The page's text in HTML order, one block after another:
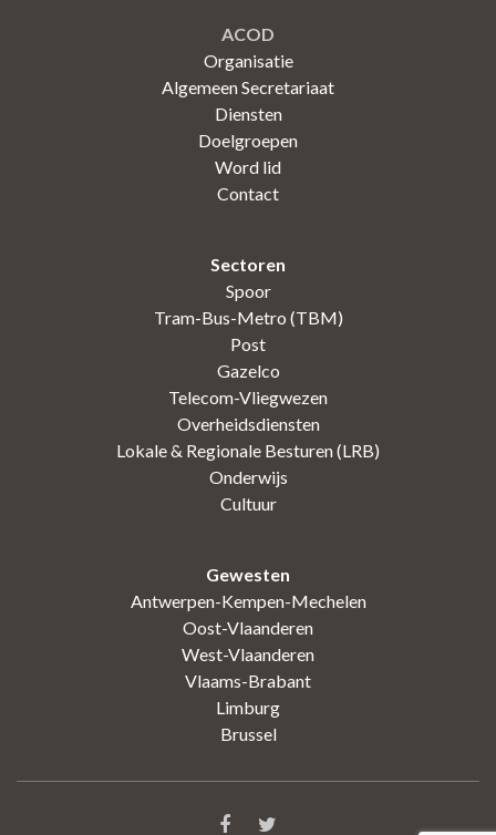
ACOD
Organisatie
Algemeen Secretariaat
Diensten
Doelgroepen
Word lid
Contact
Sectoren
Spoor
Tram-Bus-Metro (TBM)
Post
Gazelco
Telecom-Vliegwezen
Overheidsdiensten
Lokale & Regionale Besturen (LRB)
Onderwijs
Cultuur
Gewesten
Antwerpen-Kempen-Mechelen
Oost-Vlaanderen
West-Vlaanderen
Vlaams-Brabant
Limburg
Brussel